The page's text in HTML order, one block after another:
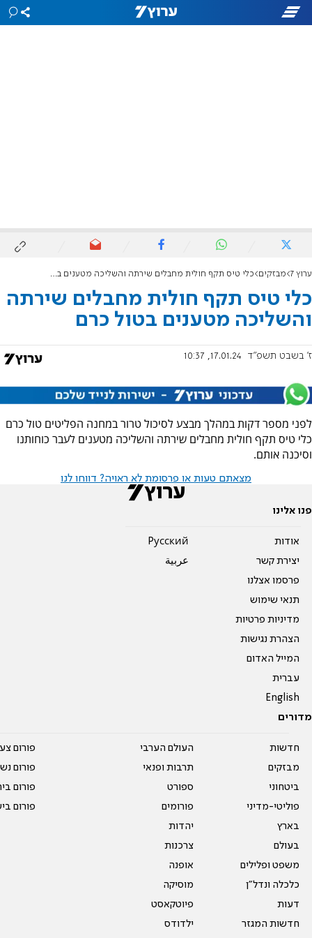
ערוץ 7 מבזקים כלי טיס תקף חולית מחבלים שירתה והשליכה מטענים בטול כרם
כלי טיס תקף חולית מחבלים שירתה
והשליכה מטענים בטול כרם
ז' בשבט תשפ"ד 17.01.24, 10:37
לפני מספר דקות במהלך מבצע לסיכול טרור במחנה הפליטים טול כרם
כלי טיס תקף חולית מחבלים שירתה והשליכה מטענים לעבר כוחותנו
וסיכנה אותם.
מצאתם טעות או פרסומת לא ראויה? דווחו לנו
פנו אלינו
אודות
יצירת קשר
פרסמו אצלנו
תנאי שימוש
מדיניות פרטיות
הצהרת נגישות
המייל האדום
עברית
English
Pусский
عربية
מדורים
חדשות
מבזקים
ביטחוני
פוליטי-מדיני
בארץ
בעולם
משפט ופלילים
כלכלה ונדל"ן
דעות
חדשות המגזר
העולם הערבי
תרבות ופנאי
ספורט
פורומים
יהדות
צרכנות
אופנה
מוסיקה
פיוטקאסט
ילדודס
פורום
פורום
פורום
פורום